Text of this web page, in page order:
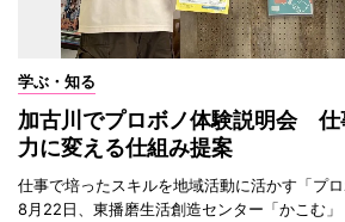
学ぶ・知る
加古川でプロボノ体験説明会 仕
力に変える仕組み提案
仕事で培ったスキルを地域活動に活かす「プ
8月22日、東播磨生活創造センター「かこむ